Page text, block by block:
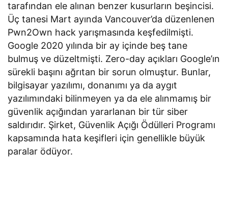
tarafından ele alınan benzer kusurların beşincisi.
Üç tanesi Mart ayında Vancouver’da düzenlenen
Pwn2Own hack yarışmasında keşfedilmişti.
Google 2020 yılında bir ay içinde beş tane
bulmuş ve düzeltmişti. Zero-day açıkları Google’ın
sürekli başını ağrıtan bir sorun olmuştur. Bunlar,
bilgisayar yazılımı, donanımı ya da aygıt
yazılımındaki bilinmeyen ya da ele alınmamış bir
güvenlik açığından yararlanan bir tür siber
saldırıdır. Şirket, Güvenlik Açığı Ödülleri Programı
kapsamında hata keşifleri için genellikle büyük
paralar ödüyor.